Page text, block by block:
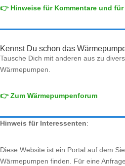
👉 Hinweise für Kommentare und
Kennst Du schon das
Tausche Dich mit anderen aus zu
Wärmepumpen.
👉 Zum Wärmepumpenforum
Hinweis für Interessenten:
Diese Website ist ein Portal auf dem
Wärmepumpen finden. Für eine